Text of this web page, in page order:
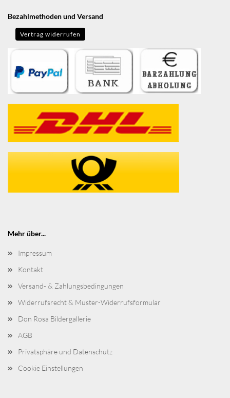
Bezahlmethoden und Versand
Vertrag widerrufen
Mehr über...
Impressum
Kontakt
Versand- & Zahlungsbedingungen
Widerrufsrecht & Muster-Widerrufsformular
Don Rosa Bildergallerie
AGB
Privatsphäre und Datenschutz
Cookie Einstellungen